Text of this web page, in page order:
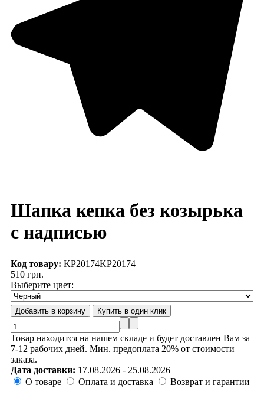
Шапка кепка без козырька
с надписью
Код товару: KP20174KP20174
510 грн.
Выберите цвет:
Товар находится на нашем складе и будет доставлен Вам за
7-12 рабочих дней. Мин. предоплата 20% от стоимости
заказа.
Дата доставки: 17.08.2026 - 25.08.2026
О товаре
Оплата и доставка Возврат и гарантии